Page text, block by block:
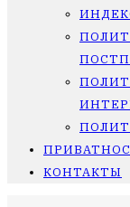
КОНТАКТЫ